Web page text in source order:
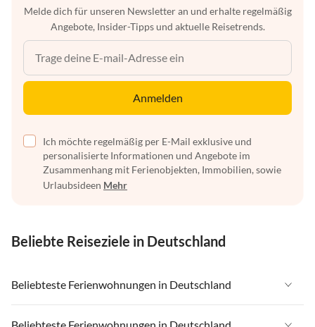
Melde dich für unseren Newsletter an und erhalte regelmäßig
Angebote, Insider-Tipps und aktuelle Reisetrends.
Anmelden
Ich möchte regelmäßig per E-Mail exklusive und
personalisierte Informationen und Angebote im
Zusammenhang mit Ferienobjekten, Immobilien, sowie
Urlaubsideen Mehr
Beliebte Reiseziele in Deutschland
Beliebteste Ferienwohnungen in Deutschland
Ferienwohnungen in Deutschland
Beliebteste Ferienwohnungen in Deutschland